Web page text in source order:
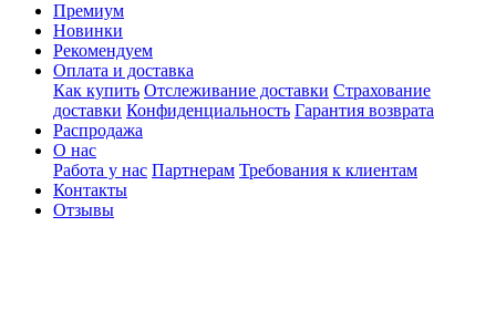
Премиум
Новинки
Рекомендуем
Оплата и доставка
Как купить Отслеживание доставки Страхование
доставки Конфиденциальность Гарантия возврата
Распродажа
О нас
Работа у нас Партнерам Требования к клиентам
Контакты
Отзывы